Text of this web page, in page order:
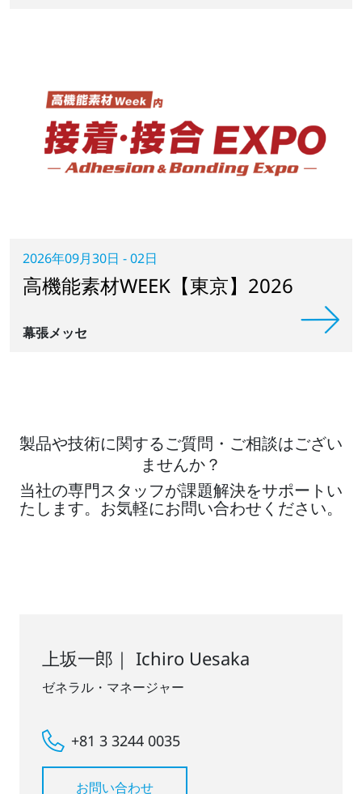
2026年09月30日 - 02日
高機能素材WEEK【東京】2026
幕張メッセ
製品や技術に関するご質問・ご相談はござい
ませんか？
当社の専門スタッフが課題解決をサポートい
たします。お気軽にお問い合わせください。
上坂一郎｜ Ichiro Uesaka
ゼネラル・マネージャー
+81 3 3244 0035
お問い合わせ